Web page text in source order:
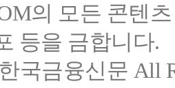
의 모든 콘텐
등을 금합니다.
국금융신문 All